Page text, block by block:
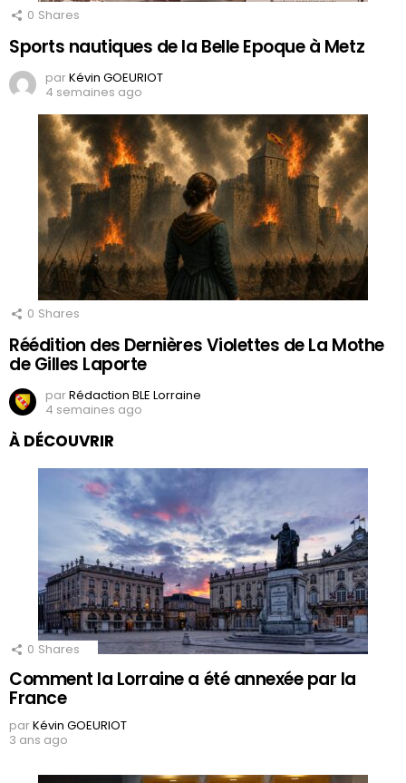
0 Shares
Sports nautiques de la Belle Epoque à Metz
parKévin GOEURIOT
4 semaines ago
0 Shares
Réédition des Dernières Violettes de La Mothe
de Gilles Laporte
parRédaction BLE Lorraine
4 semaines ago
À DÉCOUVRIR
0 Shares
Comment la Lorraine a été annexée par la
France
parKévin GOEURIOT
3 ans ago